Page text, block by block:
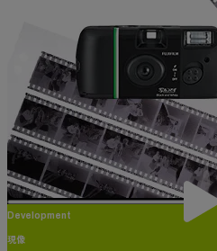
Development
現像